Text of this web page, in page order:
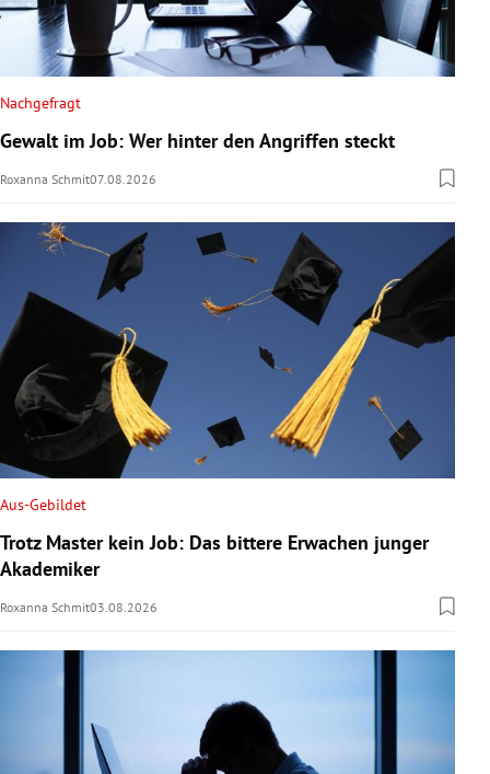
Nachgefragt
Gewalt im Job: Wer hinter den Angriffen steckt
Roxanna Schmit07.08.2026
Aus-Gebildet
Trotz Master kein Job: Das bittere Erwachen junger
Akademiker
Roxanna Schmit03.08.2026